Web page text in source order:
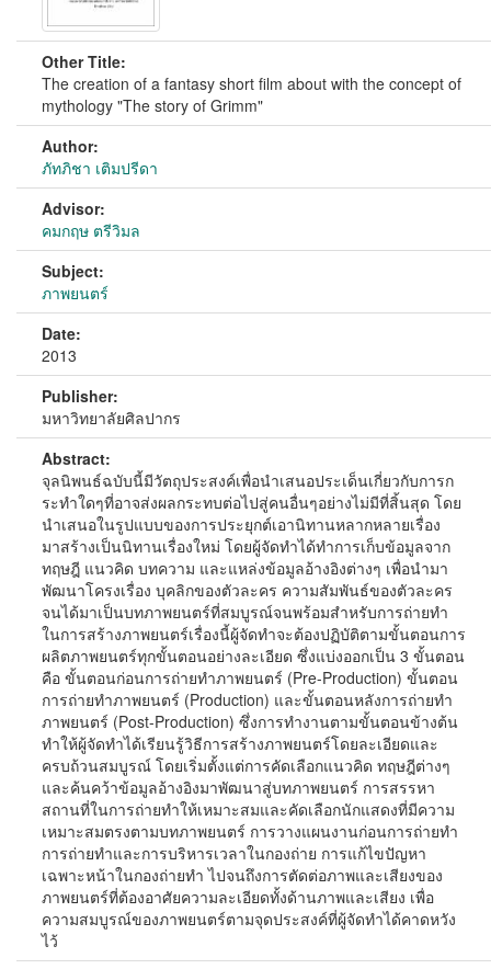
Other Title:
The creation of a fantasy short film about with the concept of
mythology "The story of Grimm"
Author:
ภัทภิชา เติมปรีดา
Advisor:
คมกฤษ ตรีวิมล
Subject:
ภาพยนตร์
Date:
2013
Publisher:
มหาวิทยาลัยศิลปากร
Abstract:
จุลนิพนธ์ฉบับนี้มีวัตถุประสงค์เพื่อนำเสนอประเด็นเกี่ยวกับการก
ระทำใดๆที่อาจส่งผลกระทบต่อไปสู่คนอื่นๆอย่างไม่มีที่สิ้นสุด โดย
นำเสนอในรูปแบบของการประยุกต์เอานิทานหลากหลายเรื่อง
มาสร้างเป็นนิทานเรื่องใหม่ โดยผู้จัดทำได้ทำการเก็บข้อมูลจาก
ทฤษฎี แนวคิด บทความ และแหล่งข้อมูลอ้างอิงต่างๆ เพื่อนำมา
พัฒนาโครงเรื่อง บุคลิกของตัวละคร ความสัมพันธ์ของตัวละคร
จนได้มาเป็นบทภาพยนตร์ที่สมบูรณ์จนพร้อมสำหรับการถ่ายทำ
ในการสร้างภาพยนตร์เรื่องนี้ผู้จัดทำจะต้องปฏิบัติตามขั้นตอนการ
ผลิตภาพยนตร์ทุกขั้นตอนอย่างละเอียด ซึ่งแบ่งออกเป็น 3 ขั้นตอน
คือ ขั้นตอนก่อนการถ่ายทำภาพยนตร์ (Pre-Production) ขั้นตอน
การถ่ายทำภาพยนตร์ (Production) และขั้นตอนหลังการถ่ายทำ
ภาพยนตร์ (Post-Production) ซึ่งการทำงานตามขั้นตอนข้างต้น
ทำให้ผู้จัดทำได้เรียนรู้วิธีการสร้างภาพยนตร์โดยละเอียดและ
ครบถ้วนสมบูรณ์ โดยเริ่มตั้งแต่การคัดเลือกแนวคิด ทฤษฎีต่างๆ
และค้นคว้าข้อมูลอ้างอิงมาพัฒนาสู่บทภาพยนตร์ การสรรหา
สถานที่ในการถ่ายทำให้เหมาะสมและคัดเลือกนักแสดงที่มีความ
เหมาะสมตรงตามบทภาพยนตร์ การวางแผนงานก่อนการถ่ายทำ
การถ่ายทำและการบริหารเวลาในกองถ่าย การแก้ไขปัญหา
เฉพาะหน้าในกองถ่ายทำ ไปจนถึงการตัดต่อภาพและเสียงของ
ภาพยนตร์ที่ต้องอาศัยความละเอียดทั้งด้านภาพและเสียง เพื่อ
ความสมบูรณ์ของภาพยนตร์ตามจุดประสงค์ที่ผู้จัดทำได้คาดหวัง
ไว้